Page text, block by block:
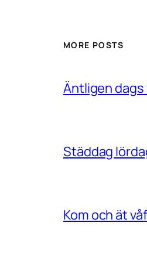
MORE POSTS
Äntligen
Städdag
Kom och ät